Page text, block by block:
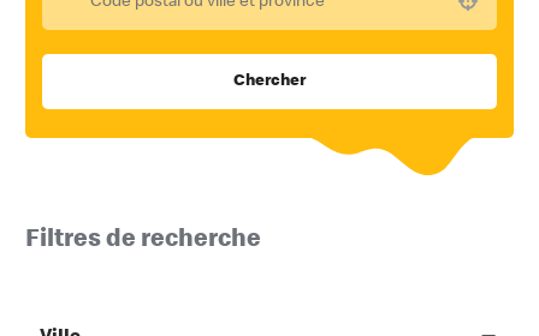
Chercher
Filtres de recherche